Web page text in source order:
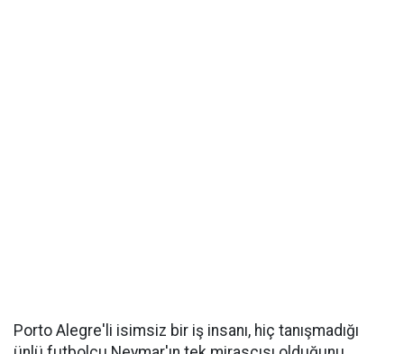
Porto Alegre'li isimsiz bir iş insanı, hiç tanışmadığı